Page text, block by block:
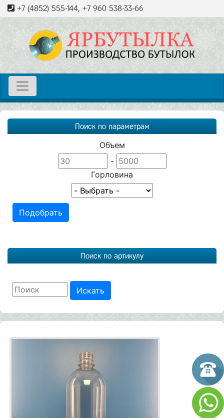
+7 (4852) 555-144, +7 960 538-33-66
Поиск по параметрам
Объем
-
Горловина
Поиск по артикулу
Искать